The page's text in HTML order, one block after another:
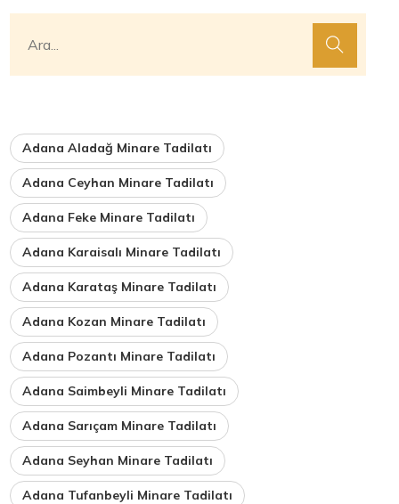
Adana Aladağ Minare Tadilatı
Adana Ceyhan Minare Tadilatı
Adana Feke Minare Tadilatı
Adana Karaisalı Minare Tadilatı
Adana Karataş Minare Tadilatı
Adana Kozan Minare Tadilatı
Adana Pozantı Minare Tadilatı
Adana Saimbeyli Minare Tadilatı
Adana Sarıçam Minare Tadilatı
Adana Seyhan Minare Tadilatı
Adana Tufanbeyli Minare Tadilatı